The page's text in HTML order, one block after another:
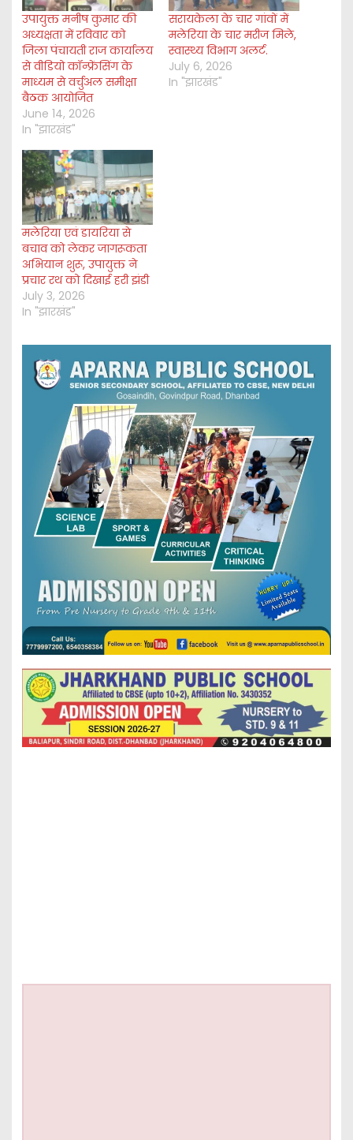
उपायुक्त मनीष कुमार की
अध्यक्षता में रविवार को
जिला पंचायती राज कार्यालय
से वीडियो कॉन्फ्रेंसिंग के
माध्यम से वर्चुअल समीक्षा
बैठक आयोजित
June 14, 2026
In "झारखंड"
सरायकेला के चार गांवों में
मलेरिया के चार मरीज मिले,
स्वास्थ्य विभाग अलर्ट.
July 6, 2026
In "झारखंड"
मलेरिया एवं डायरिया से
बचाव को लेकर जागरूकता
अभियान शुरू, उपायुक्त ने
प्रचार रथ को दिखाई हरी झंडी
July 3, 2026
In "झारखंड"